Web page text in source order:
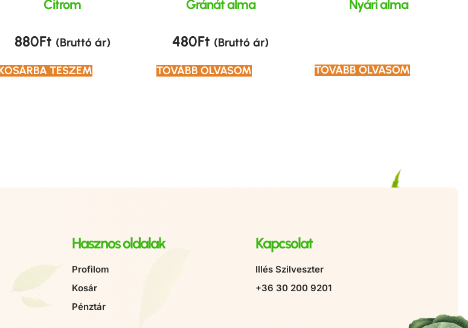
Citrom
880Ft (Bruttó ár)
TESZEM
Gránát alma
480Ft (Bruttó ár)
TOVÁBB OLVASOM
Nyári alma
TOVÁBB OLVASOM
Hasznos oldalak
Profilom
Kosár
Pénztár
Kapcsolat
Illés Szilveszter
+36 30 200 9201